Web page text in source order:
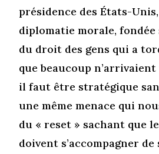
présidence des États-
diplomatie morale,
du droit des gens qui a
que beaucoup
il faut être stratégique
une même menace qui
du « reset » sachant que
doivent s’accompagner